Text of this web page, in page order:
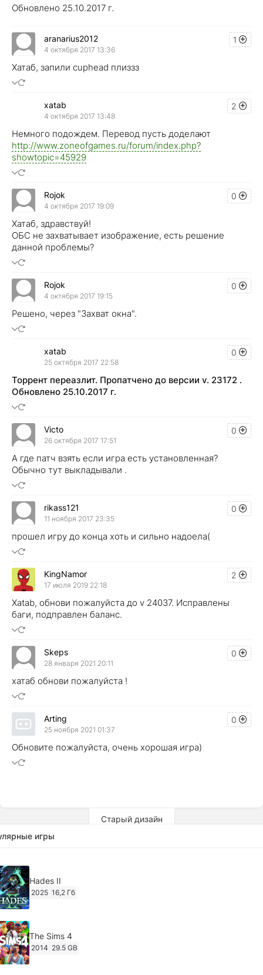
Обновлено 25.10.2017 г.
1
aranarius2012
4 октября 2017 13:36
Хатаб, запили cuphead плиззз
2
xatab
4 октября 2017 13:48
Немного подождем. Перевод пусть доделают
http://www.zoneofgames.ru/forum/index.php?
showtopic=45929
0
Rojok
4 октября 2017 19:09
Хатаб, здравствуй!
ОБС не захватывает изображение, есть решение
данной проблемы?
0
Rojok
4 октября 2017 19:15
Решено, через "Захват окна".
0
xatab
25 октября 2017 22:58
Торрент переазлит. Пропатчено до версии v. 23172 .
Обновлено 25.10.2017 г.
0
Victo
26 октября 2017 17:51
А где патч взять если игра есть установленная?
Обычно тут выкладывали .
0
rikass121
11 ноября 2017 23:35
прошел игру до конца хоть и сильно надоела(
2
KingNamor
17 июля 2019 22:18
Xatab, обнови пожалуйста до v 24037. Исправлены
баги, подправлен баланс.
0
Skeps
28 января 2021 20:11
хатаб обнови пожалуйста !
0
Arting
25 ноября 2021 01:37
Обновите пожалуйста, очень хорошая игра)
Старый дизайн
игры
Hades II
2025 16,2 Гб
The Sims 4
2014 29.5 GB